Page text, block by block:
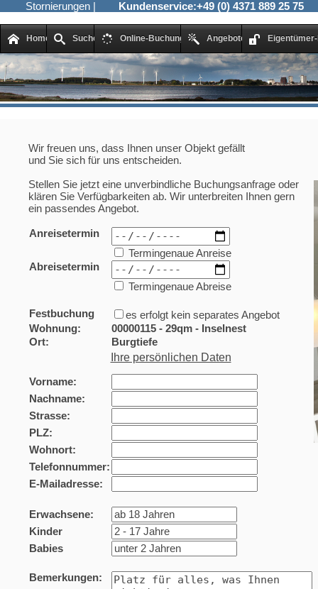
Stornierungen | Kundenservice:+49 (0) 4371 889 25 75
Home Suche Online-Buchung Angebote
Wir freuen uns, dass Ihnen unser Objekt gefällt
und Sie sich für uns entscheiden.
Stellen Sie jetzt eine unverbindliche Buchungsanfrage oder
klären Sie Verfügbarkeiten ab. Wir unterbreiten Ihnen gern
ein passendes Angebot.
Anreisetermin
Termingenaue Anreise
Abreisetermin
Termingenaue Abreise
Festbuchung
es erfolgt kein separates Angebot
Wohnung:
00000115 - 29qm - Inselnest
Ort:
Burgtiefe
Ihre persönlichen Daten
Vorname:
Nachname:
Strasse:
PLZ:
Wohnort:
Telefonnummer:
E-Mailadresse:
Erwachsene:
Kinder
Babies
Bemerkungen: